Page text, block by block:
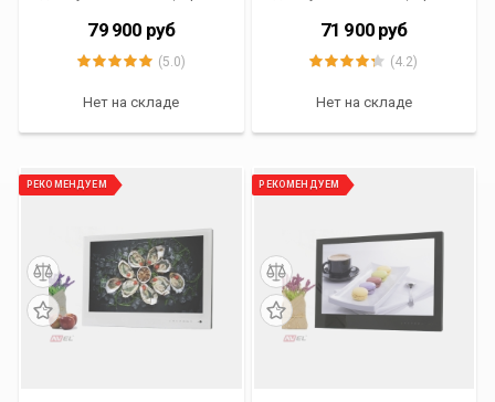
79 900 руб
(5.0)
Нет на складе
71 900 руб
(4.2)
Нет на складе
РЕКОМЕНДУЕМ РЕКОМЕНДУЕМ